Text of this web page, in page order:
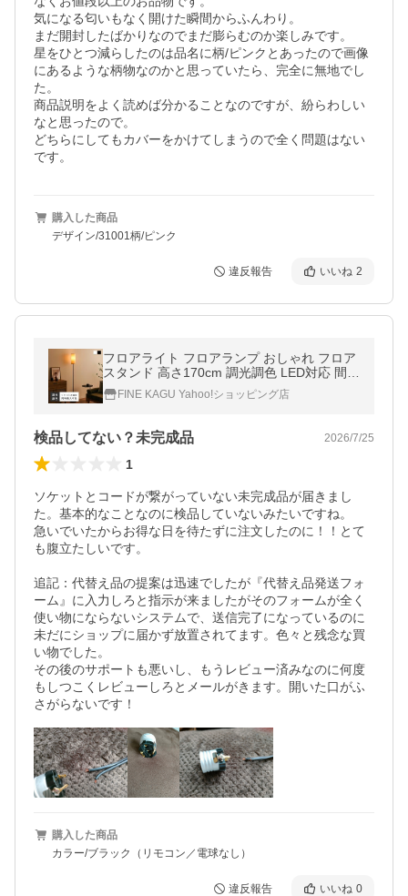
気になる匂いもなく開けた瞬間からふんわり。
まだ開封したばかりなのでまだ膨らむのか楽しみです。
星をひとつ減らしたのは品名に柄/ピンクとあったので画像
にあるような柄物なのかと思っていたら、完全に無地でし
た。
商品説明をよく読めば分かることなのですが、紛らわしい
なと思ったので。
どちらにしてもカバーをかけてしまうので全く問題はない
です。
購入した商品
デザイン/31001柄/ピンク
違反報告 いいね 2
フロアライト フロアランプ おしゃれ フロア
スタンド 高さ170cm 調光調色 LED対応 間接
照明 スタンドライト 読書ライト シンプル ミ
ニマル pilum
FINE KAGU Yahoo!ショッピング店
検品してない？未完成品 2026/7/25
1
ソケットとコードが繋がっていない未完成品が届きまし
た。基本的なことなのに検品していないみたいですね。
急いでいたからお得な日を待たずに注文したのに！！とて
も腹立たしいです。
追記：代替え品の提案は迅速でしたが『代替え品発送フォ
ーム』に入力しろと指示が来ましたがそのフォームが全く
使い物にならないシステムで、送信完了になっているのに
未だにショップに届かず放置されてます。色々と残念な買
い物でした。
その後のサポートも悪いし、もうレビュー済みなのに何度
もしつこくレビューしろとメールがきます。開いた口がふ
さがらないです！
購入した商品
カラー/ブラック（リモコン／電球なし）
違反報告 いいね 0